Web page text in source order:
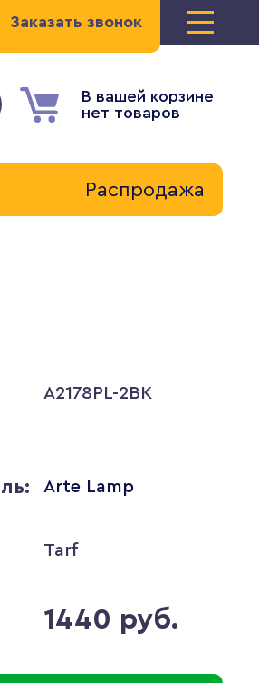
Заказать звонок
В вашей корзине
нет товаров
Распродажа
A2178PL-2BK
Arte Lamp
Tarf
1440 руб.